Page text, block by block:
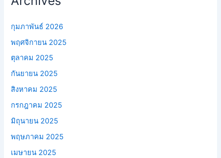
กุมภาพันธ์ 2026
พฤศจิกายน 2025
ตุลาคม 2025
กันยายน 2025
สิงหาคม 2025
กรกฎาคม 2025
มิถุนายน 2025
พฤษภาคม 2025
เมษายน 2025